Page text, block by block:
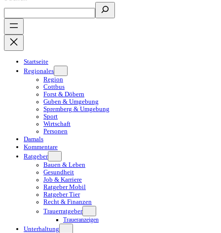
Startseite
Regionales
Region
Cottbus
Forst & Döbern
Guben & Umgebung
Spremberg & Umgebung
Sport
Wirtschaft
Personen
Damals
Kommentare
Ratgeber
Bauen & Leben
Gesundheit
Job & Karriere
Ratgeber Mobil
Ratgeber Tier
Recht & Finanzen
Trauerratgeber
Traueranzeigen
Unterhaltung